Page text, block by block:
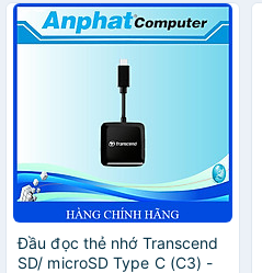
Đầu đọc thẻ nhớ Transcend
SD/ microSD Type C (C3) -